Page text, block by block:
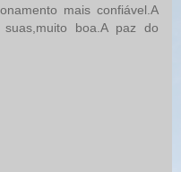
mais confiável.A
boa.A paz do